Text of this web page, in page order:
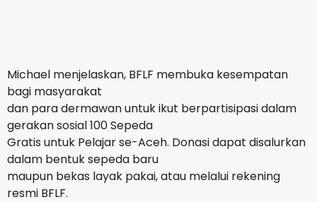
Michael menjelaskan, BFLF membuka kesempatan
bagi masyarakat
dan para dermawan untuk ikut berpartisipasi dalam
gerakan sosial 100 Sepeda
Gratis untuk Pelajar se-Aceh. Donasi dapat disalurkan
dalam bentuk sepeda baru
maupun bekas layak pakai, atau melalui rekening
resmi BFLF.